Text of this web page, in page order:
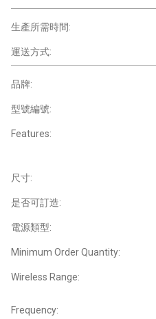
生產所需時間:
運送方式:
品牌:
型號編號:
Features:
尺寸:
是否可訂造:
電源類型:
Minimum Order Quantity:
Wireless Range:
Frequency: